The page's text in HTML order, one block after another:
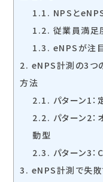
1.1. NPSと
1.2. 従業員満足
1.3. eNPSが注
2. eNPS計測の3つ
方法
2.1. パターン1
2.2. パターン2：
動型
2.3. パターン3
3. eNPS計測で失